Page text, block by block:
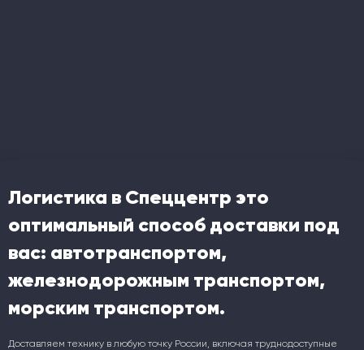
Логистика в Спеццентр это
оптимальный способ доставки под
вас: автотранспортом,
железнодорожным транспортом,
морским транспортом.
Доставляем технику в любую точку России, включая труднодоступные